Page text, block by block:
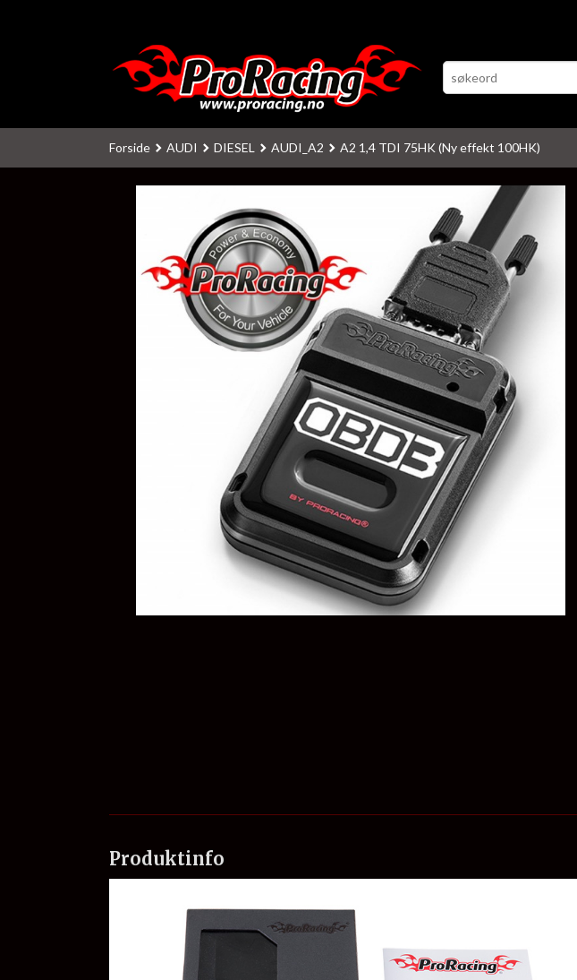
Forside AUDI DIESEL AUDI_A2 A2 1,4 TDI 75HK (Ny effekt 100HK)
Produktinfo